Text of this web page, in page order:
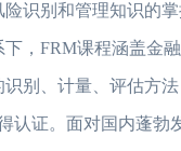
识别和管理知识的
，FRM课程涵盖金
别、计量、评估方
认证。面对国内蓬